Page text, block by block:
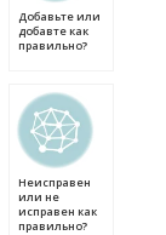
Добавьте или
добавте как
правильно?
Неисправен
или не
исправен как
правильно?